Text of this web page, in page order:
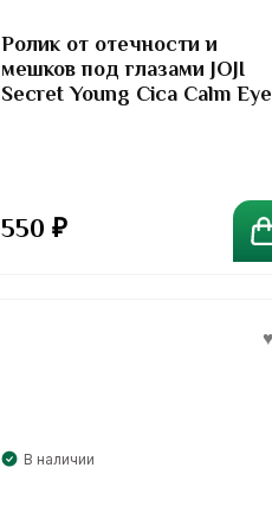
Ролик от отечности и
мешков под глазами JOJI
Secret Young Cica Calm Eye
550 ₽
В наличии